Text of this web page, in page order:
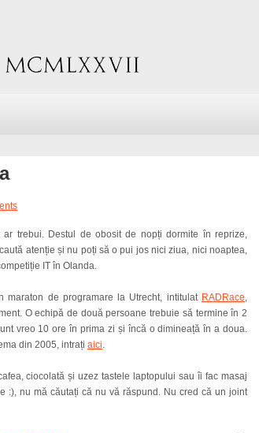
trebui. Destul de obosit de nopți dormite în reprize,
atenție și nu poți să o pui jos nici ziua, nici noaptea,
IT în Olanda.
maraton de programare la Utrecht, intitulat RADRace,
O echipă de două persoane trebuie să termine în 2
vreo 10 ore în prima zi și încă o dimineață în a doua.
din 2005, intrați aici.
ciocolată și uzez tastele laptopului sau îi fac masaj
:), nu mă căutați că nu vă răspund. Nu cred că un joint